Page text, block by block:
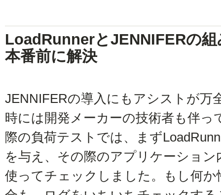
LoadRunnerとJENNIFERの
本番前に解決
JENNIFERの導入にもアシストが万
時には開発メーカーの技術者も伴っ
際の負荷テストでは、まず
を与え、その際のアプリケーショ
使ってチェックしました。もし何